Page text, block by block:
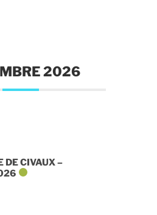
2026
DE CIVAUX –